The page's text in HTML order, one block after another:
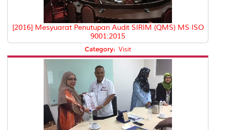
[2016] Mesyuarat Penutupan Audit SIRIM (QMS) MS ISO
9001:2015
Category: Visit